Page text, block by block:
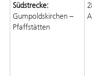
Südstrecke:
Gumpoldskirchen –
Pfaffstätten